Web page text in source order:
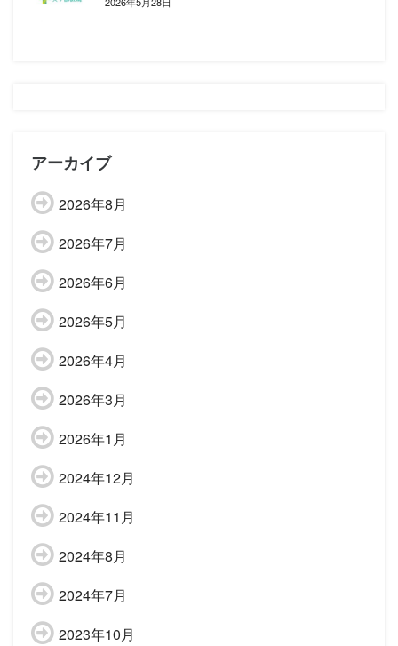
アーカイブ
2026年8月
2026年7月
2026年6月
2026年5月
2026年4月
2026年3月
2026年1月
2024年12月
2024年11月
2024年8月
2024年7月
2023年10月